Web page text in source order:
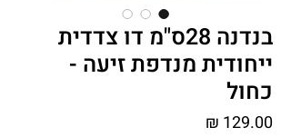
בנדנה 28ס"מ דו צדדית
ייחודית מנדפת זיעה -
כחול